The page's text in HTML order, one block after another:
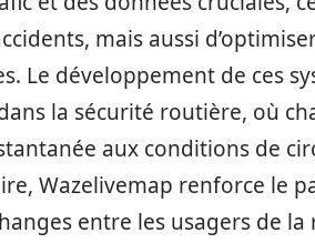
mais aussi
Le développement de ces
la sécurité routière, où
aux conditions de
Wazelivemap renforce le
entre les usagers de